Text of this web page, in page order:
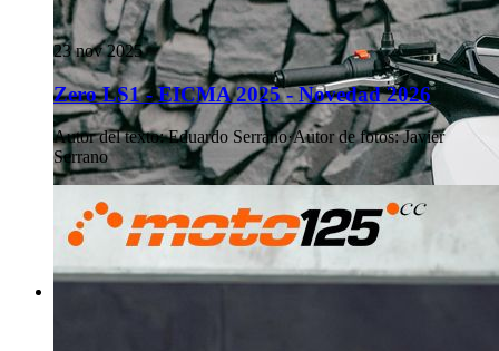
23 nov 2025
Zero LS1 - EICMA 2025 - Novedad 2026
Autor del texto: Eduardo Serrano·Autor de fotos: Javier
Serrano